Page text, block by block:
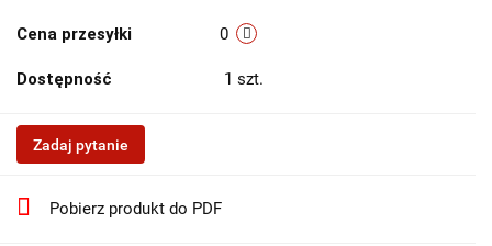
Cena przesyłki 0
Dostępność 1 szt.
Zadaj pytanie
Pobierz produkt do PDF